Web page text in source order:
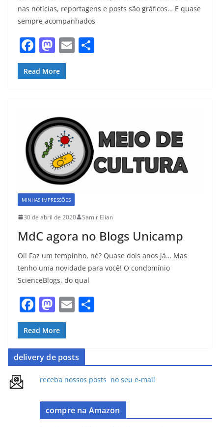
nas notícias, reportagens e posts são gráficos… E quase
sempre acompanhados
F
a
c
o
o
k
M
a
st
o
n
E
m
Read More
MINHAS IMPRESSÕES
30 de abril de 2020 Samir Elian
MdC agora no Blogs Unicamp
Oi! Faz um tempinho, né? Quase dois anos já… Mas
tenho uma novidade para você! O condomínio
ScienceBlogs, do qual
F
a
c
e
b
o
o
k
M
a
st
o
d
o
n
E
l
Read More
delivery de posts
receba nossos posts no seu e-mail
compre na Amazon